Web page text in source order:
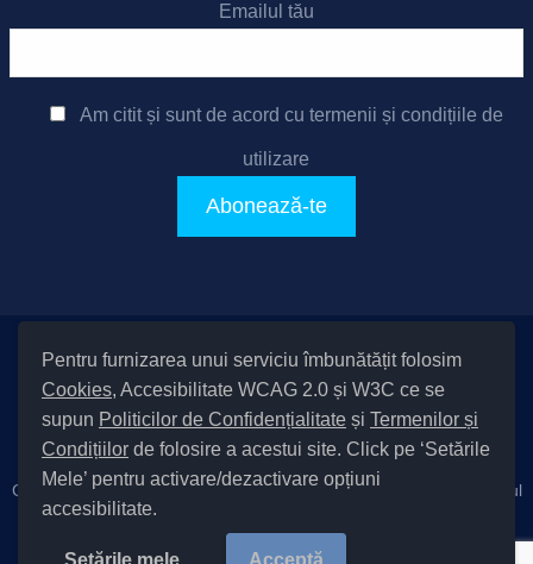
Pentru furnizarea unui serviciu îmbunătățit folosim
Cookies, Accesibilitate WCAG 2.0 și W3C ce se
supun Politicilor de Confidențialitate și Termenilor și
Condițiilor de folosire a acestui site. Click pe ‘Setările
Mele’ pentru activare/dezactivare opțiuni
accesibilitate.
Setările mele Acceptă
Emailul tău
Am citit și sunt de acord cu termenii și condițiile de
utilizare
Setări Cookies și Accesibilitate
Informare cu privire la prelucrarea datelor | Politică de utilizare
cookies|Termeni și condiții de utilizare a site-ului
Politică de
Cod Județ 4 / Județul Bacău / Tipul UAT – 14 – C – Comună / Codul
SIRUTA al Unității Administrativ-Teritoriale 20411 / Măgura
Copyright © 2022 Primăria Măgura județul Bacău |